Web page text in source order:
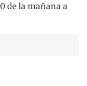
de la mañana a